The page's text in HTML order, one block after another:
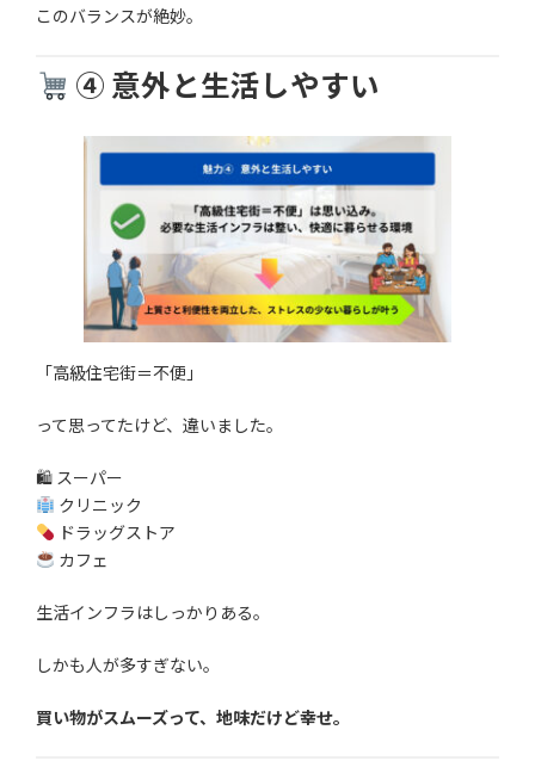
このバランスが絶妙。
④ 意外と生活しやすい
「高級住宅街＝不便」
って思ってたけど、違いました。
🛍 スーパー
クリニック
ドラッグストア
カフェ
生活インフラはしっかりある。
しかも人が多すぎない。
買い物がスムーズって、地味だけど幸せ。